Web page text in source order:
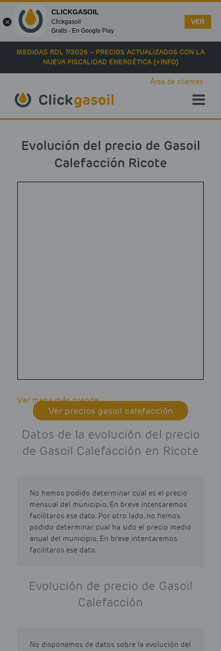
Skip to main content
MEDIDAS RDL 7/2026 – PRECIOS ACTUALIZADOS CON LA
NUEVA FISCALIDAD ENERGÉTICA (+INFO)
Área de clientes
Evolución del precio de Gasoil
Calefacción Ricote
Ver mapa más grande
Ver precios gasoil calefacción
Datos de la evolución del precio
de Gasoil Calefacción en Ricote
No hemos podido determinar cual es el precio
mensual del municipio. En breve intentaremos
facilitaros ese dato. Por otro lado, no hemos
podido determinar cual ha sido el precio medio
anual del municipio. En breve intentaremos
facilitaros ese dato.
Evolución de precio de Gasoil
Calefacción
No disponemos de datos sobre la evolución del
CLICKGASOIL
Clickgasoil
Gratis - En Google Play
VER